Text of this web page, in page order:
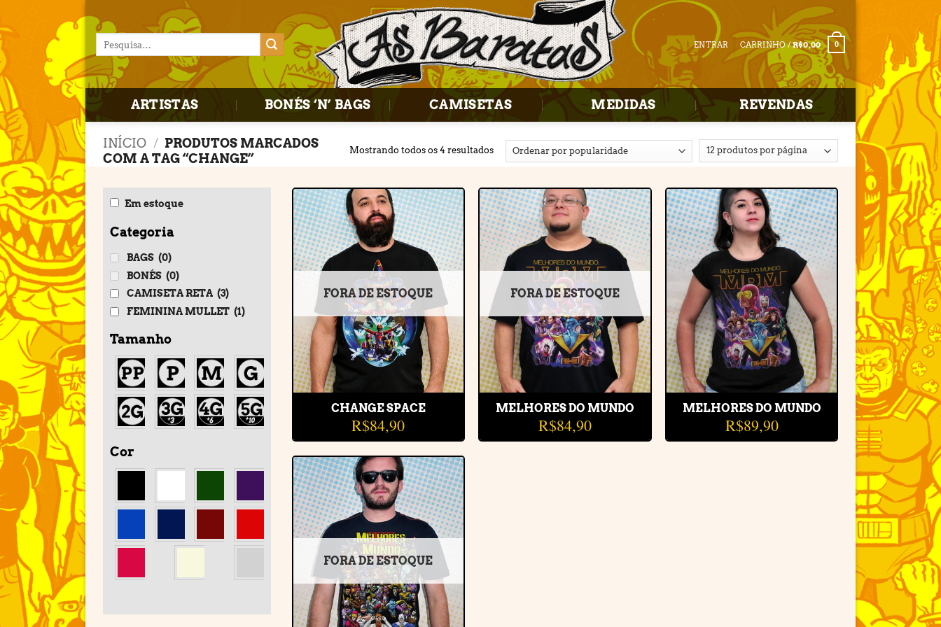
content
por:
ENTRAR CARRINHO /R$0,00 0
ARTISTAS BONÉS ‘N’ BAGS CAMISETAS MEDIDAS REVENDAS
INÍCIO / PRODUTOS MARCADOS
COM A TAG “CHANGE”
Mostrando todos os 4 resultados
Em estoque
Categoria
BAGS (0)
BONÉS (0)
CAMISETA RETA (3)
FEMININA MULLET (1)
Tamanho
Cor
' ' ' '
' ' '
Adicionar
à lista de
desejos
FORA DE ESTOQUE
CHANGE SPACE
R$84,90
Adicionar
à lista de
desejos
FORA DE ESTOQUE
MELHORES DO MUNDO
R$84,90
Adicionar
à lista de
desejos
MELHORES DO MUNDO
R$89,90
Adicionar
à lista de
desejos
FORA DE ESTOQUE